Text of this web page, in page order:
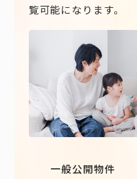
覧可能になります。
一般公開物件